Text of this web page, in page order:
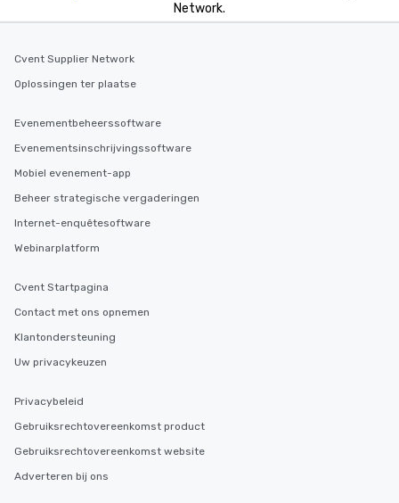
Network.
Cvent Supplier Network
Oplossingen ter plaatse
Evenementbeheerssoftware
Evenementsinschrijvingssoftware
Mobiel evenement-app
Beheer strategische vergaderingen
Internet-enquêtesoftware
Webinarplatform
Cvent Startpagina
Contact met ons opnemen
Klantondersteuning
Uw privacykeuzen
Privacybeleid
Gebruiksrechtovereenkomst product
Gebruiksrechtovereenkomst website
Adverteren bij ons